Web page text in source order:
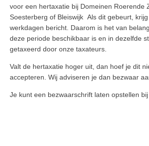
voor een hertaxatie bij Domeinen Roerende
Soesterberg of Bleiswijk Als dit gebeurt,
werkdagen bericht. Daarom is het van
deze periode beschikbaar is en in dezelfde
getaxeerd door onze taxateurs.
Valt de hertaxatie hoger uit, dan hoef je dit
accepteren. Wij adviseren je dan bezwaar
Je kunt een bezwaarschrift laten opstellen bij